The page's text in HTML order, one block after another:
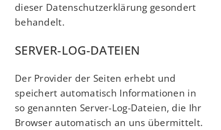
dieser Datenschutzerklärung gesondert
behandelt.
SERVER-LOG-DATEIEN
Der Provider der Seiten erhebt und
speichert automatisch Informationen in
so genannten Server-Log-Dateien, die Ihr
Browser automatisch an uns übermittelt.